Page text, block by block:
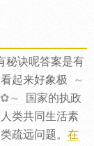
秘诀呢答案是有
起来好象极
～
～
国家的执政
类共同生活素
疏远问题。 在